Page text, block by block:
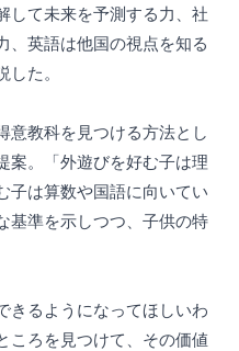
して未来を予測する力、社
、英語は他国の視点を知る
た。
意教科を見つける方法とし
案。「外遊びを好む子は理
子は算数や国語に向いてい
基準を示しつつ、子供の特
きるようになってほしいわ
ころを見つけて、その価値